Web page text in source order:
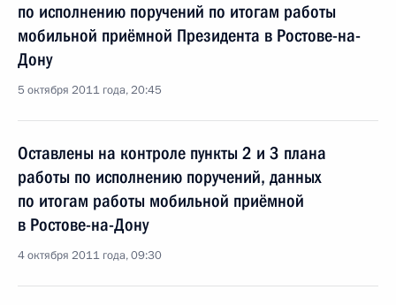
по исполнению поручений по итогам работы
мобильной приёмной Президента в Ростове-на-
Дону
5 октября 2011 года, 20:45
Оставлены на контроле пункты 2 и 3 плана
работы по исполнению поручений, данных
по итогам работы мобильной приёмной
в Ростове-на-Дону
4 октября 2011 года, 09:30